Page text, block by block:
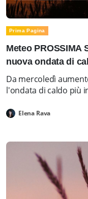
Prima Pagina
Meteo PROSSIMA
nuova ondata di
Da mercoledì
l'ondata di caldo più
Elena Rava